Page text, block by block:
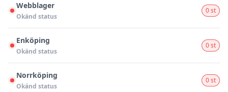
Webblager
Okänd status
0 st
Enköping
Okänd status
0 st
Norrköping
Okänd status
0 st